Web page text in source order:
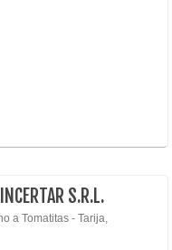
S.R.L.
a Tomatitas - Tarija,